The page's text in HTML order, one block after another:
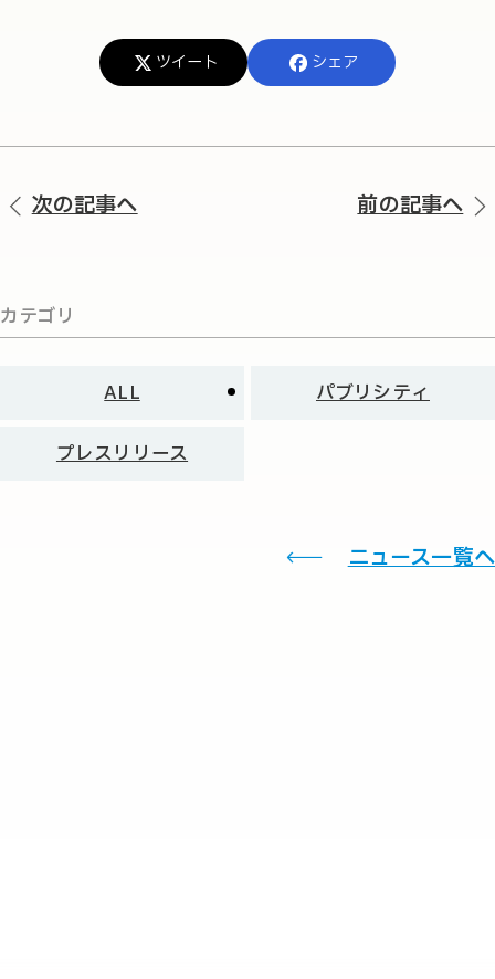
シェア
ツイート
次の記事へ 前の記事へ
カテゴリ
ALL パブリシティ
プレスリリース
ニュース一覧へ